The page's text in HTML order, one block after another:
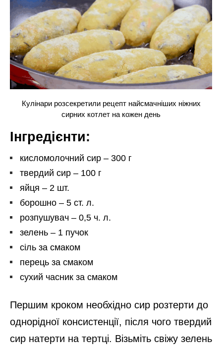
Кулінари розсекретили рецепт найсмачніших ніжних
сирних котлет на кожен день
Інгредієнти:
кисломолочний сир – 300 г
твердий сир – 100 г
яйця – 2 шт.
борошно – 5 ст. л.
розпушувач – 0,5 ч. л.
зелень – 1 пучок
сіль за смаком
перець за смаком
сухий часник за смаком
Першим кроком необхідно сир розтерти до
однорідної консистенції, після чого твердий
сир натерти на тертці. Візьміть свіжу зелень